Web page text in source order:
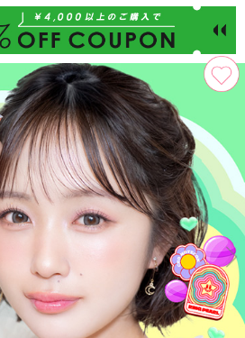
a
i
o
n